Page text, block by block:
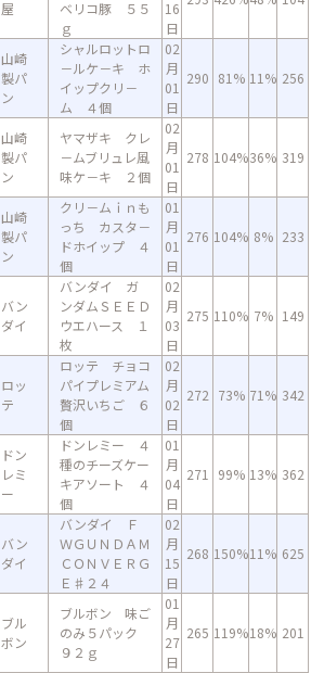
屋
ベリコ豚 ５５
ｇ
16
日
山崎
製パ
ン
シャルロットロ
－ルケ－キ ホ
イップクリ－
ム ４個
02
月
01
日
290 81% 11% 256
山崎
製パ
ン
ヤマザキ クレ
－ムブリュレ風
味ケ－キ ２個
02
月
01
日
278 104%36% 319
山崎
製パ
ン
クリ－ムｉｎも
っち カスタ－
ドホイップ ４
個
01
月
01
日
276 104% 8% 233
バン
ダイ
バンダイ ガ
ンダムＳＥＥＤ
ウエハース １
枚
02
月
03
日
275 110% 7% 149
ロッ
テ
ロッテ チョコ
パイプレミアム
贅沢いちご ６
個
02
月
02
日
272 73% 71% 342
ドン
レミ
ー
ドンレミー ４
種のチーズケー
キアソート ４
個
01
月
04
日
271 99% 13% 362
バン
ダイ
バンダイ Ｆ
ＷＧＵＮＤＡＭ
ＣＯＮＶＥＲＧ
Ｅ♯２４
02
月
15
日
268 150%11% 625
ブル
ボン
ブルボン 味ご
のみ５パック
９２ｇ
01
月
27
日
265 119%18% 201